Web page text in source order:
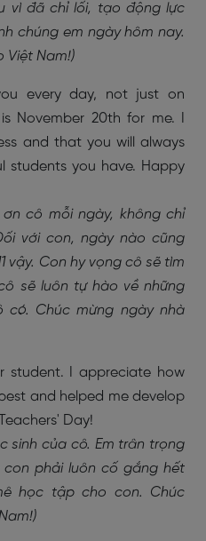
vì đã chỉ lối, tạo động lực
chúng em ngày hôm nay.
Việt Nam!)
every day, not just on
November 20th for me. I
and that you will always
students you have. Happy
cô mỗi ngày, không chỉ
với con, ngày nào cũng
vậy. Con hy vọng cô sẽ tìm
sẽ luôn tự hào về những
Chúc mừng ngày nhà
student. I appreciate how
and helped me develop
Day!
sinh của cô. Em trân trọng
phải luôn cố gắng hết
học tập cho con. Chúc